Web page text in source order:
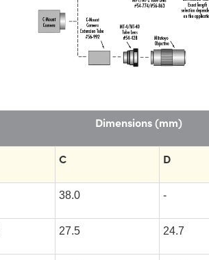
Dimensions (mm)
C D
38.0 -
27.5 24.7